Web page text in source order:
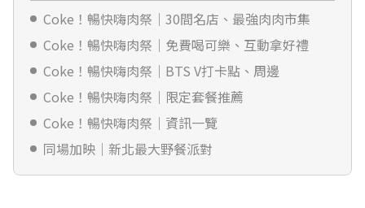
Coke！暢快嗨肉祭｜30間名店、最強肉肉市集
Coke！暢快嗨肉祭｜免費喝可樂、互動拿好禮
Coke！暢快嗨肉祭｜BTS V打卡點、周邊
Coke！暢快嗨肉祭｜限定套餐推薦
Coke！暢快嗨肉祭｜資訊一覽
同場加映｜新北最大野餐派對